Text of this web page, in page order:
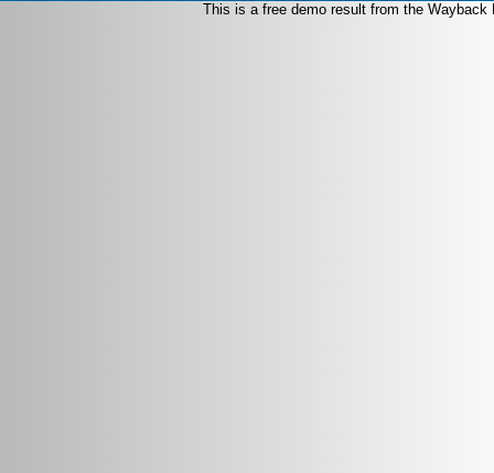
This is a free demo result from the Wayback